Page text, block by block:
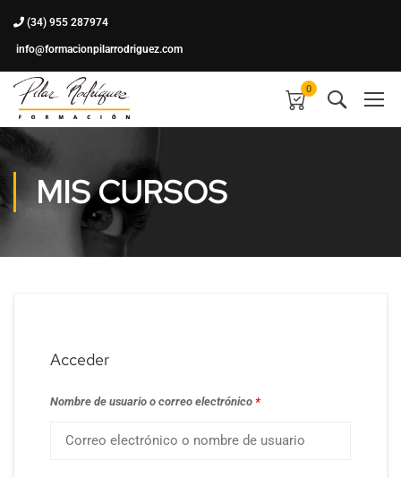
(34) 955 287974
info@formacionpilarrodriguez.com
0
MIS CURSOS
Acceder
Nombre de usuario o correo electrónico *